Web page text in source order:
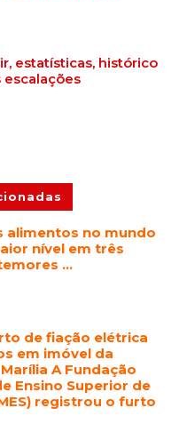
estatísticas, histórico
escalações
alimentos no mundo
nível em três
…
de fiação elétrica
em imóvel da
A Fundação
Ensino Superior de
registrou o furto